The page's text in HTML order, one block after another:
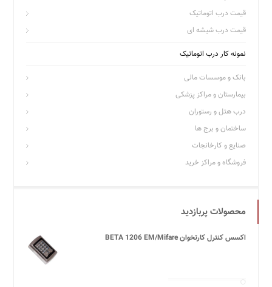
قیمت درب اتوماتیک
قیمت درب شیشه ای
نمونه کار درب اتوماتیک
بانک و موسسات مالی
بیمارستان و مراکز پزشکی
درب هتل و رستوران
ساختمان و برج ها
صنایع و کارخانجات
فروشگاه و مراکز خرید
محصولات پربازدید
اکسس کنترل کارتخوان BETA 1206 EM/Mifare